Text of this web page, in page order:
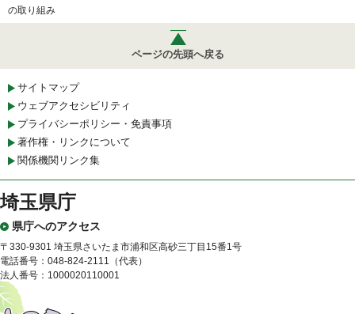
の取り組み
ページの先頭へ戻る
サイトマップ
ウェブアクセシビリティ
プライバシーポリシー・免責事項
著作権・リンクについて
関係機関リンク集
埼玉県庁
県庁へのアクセス
〒330-9301 埼玉県さいたま市浦和区高砂三丁目15番1号
電話番号：048-824-2111（代表）
法人番号：1000020110001